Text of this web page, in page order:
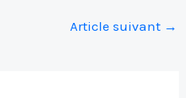
Article suivant →